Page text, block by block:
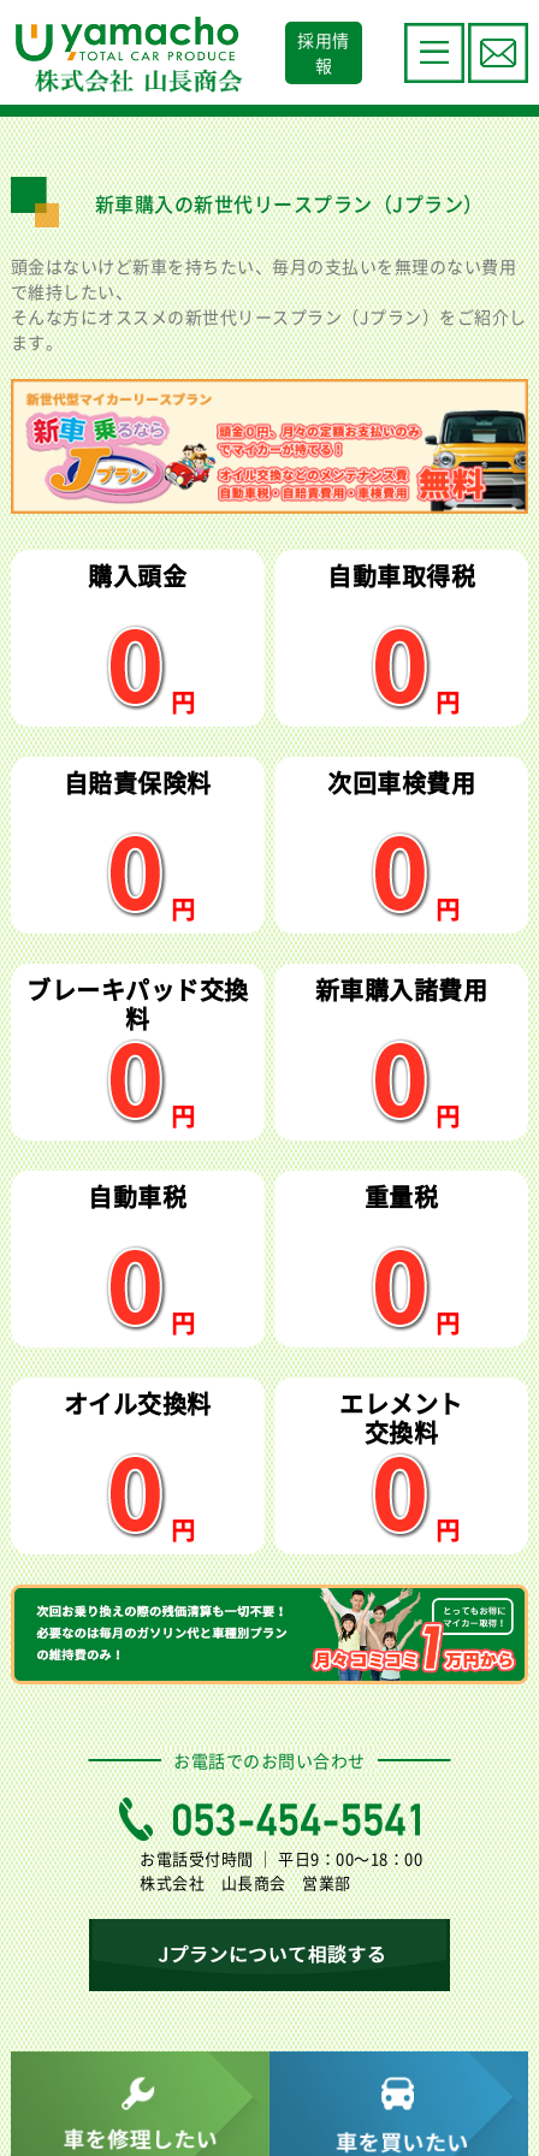
採用情
報
新車購入の新世代リースプラン（Jプラン）
頭金はないけど新車を持ちたい、毎月の支払いを無理のない費用
で維持したい、
そんな方にオススメの新世代リースプラン（Jプラン）をご紹介し
ます。
購入頭金 自動車取得税
自賠責保険料 次回車検費用
ブレーキパッド交換
料
新車購入諸費用
自動車税 重量税
オイル交換料
エレメント
交換料
お電話でのお問い合わせ
お電話受付時間 ｜ 平日9：00〜18：00
株式会社 山長商会 営業部